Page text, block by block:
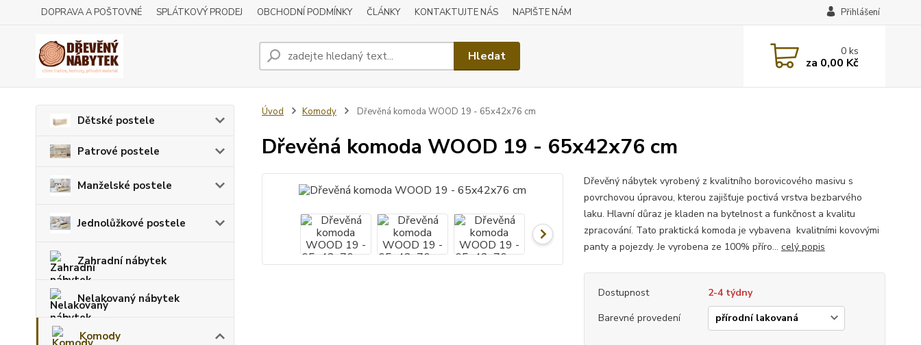
DOPRAVA A POŠTOVNÉ SPLÁTKOVÝ PRODEJ OBCHODNÍ PODMÍNKY ČLÁNKY KONTAKTUJTE NÁS NAPIŠTE NÁM Přihlášení
Hledat 0ks
za 0,00 Kč
Dětské postele
Patrové postele
Manželské postele
Jednolůžkové postele
Zahradní nábytek
Nelakovaný nábytek
Komody
Úvod Komody Dřevěná komoda WOOD 19 - 65x42x76 cm
Dřevěná komoda WOOD 19 - 65x42x76 cm
Dřevěný nábytek vyrobený z kvalitního borovicového masivu s
povrchovou úpravou, kterou zajišťuje poctivá vrstva bezbarvého
laku. Hlavní důraz je kladen na bytelnost a funkčnost a kvalitu
zpracování. Tato praktická komoda je vybavena kvalitními kovovými
panty a pojezdy. Je vyrobena ze 100% příro... celý popis
Dostupnost
2-4 týdny
Barevné provedení